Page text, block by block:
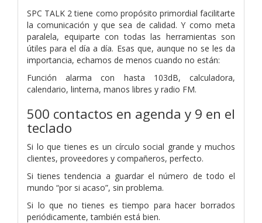
SPC TALK 2 tiene como propósito primordial facilitarte
la comunicación y que sea de calidad. Y como meta
paralela, equiparte con todas las herramientas son
útiles para el día a día. Esas que, aunque no se les da
importancia, echamos de menos cuando no están:
Función alarma con hasta 103dB, calculadora,
calendario, linterna, manos libres y radio FM.
500 contactos en agenda y 9 en el
teclado
Si lo que tienes es un círculo social grande y muchos
clientes, proveedores y compañeros, perfecto.
Si tienes tendencia a guardar el número de todo el
mundo “por si acaso”, sin problema.
Si lo que no tienes es tiempo para hacer borrados
periódicamente, también está bien.